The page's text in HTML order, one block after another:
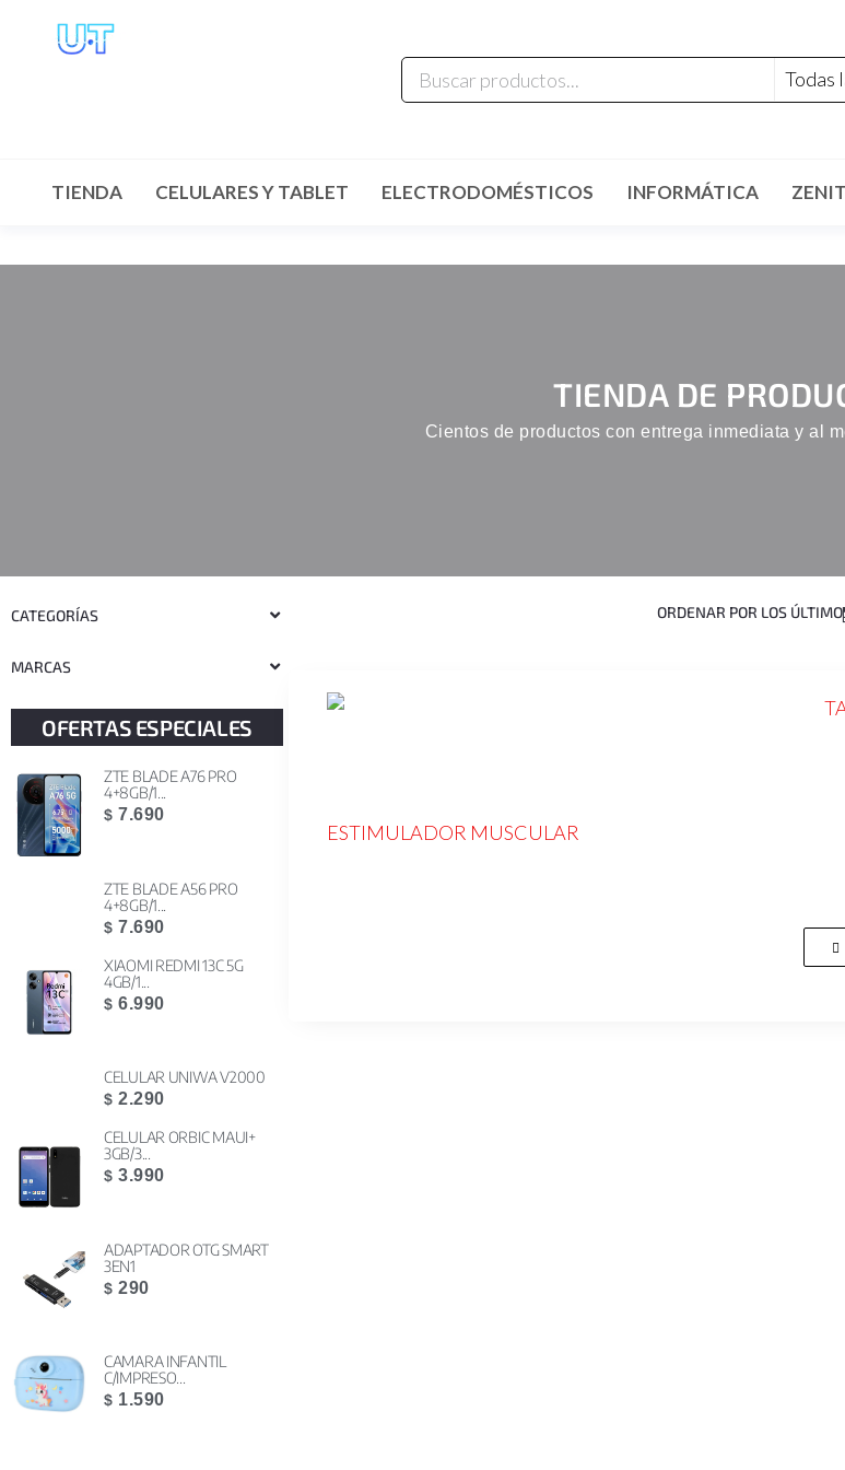
TIENDA CELULARES Y TABLET ELECTRODOMÉSTICOS INFORMÁTICA ZENIT
TIENDA DE
Cientos de productos con entrega inmediata y al
CATEGORÍAS
MARCAS
OFERTAS ESPECIALES
ZTE BLADE A76 PRO
4+8GB/1...
$ 7.690
ZTE BLADE A56 PRO
4+8GB/1...
$ 7.690
XIAOMI REDMI 13C 5G
4GB/1...
$ 6.990
CELULAR UNIWA V2000
$ 2.290
CELULAR ORBIC MAUI+
3GB/3...
$ 3.990
ADAPTADOR OTG SMART
3EN1
$ 290
CAMARA INFANTIL
C/IMPRESO...
$ 1.590
ESTIMULADOR MUSCULAR